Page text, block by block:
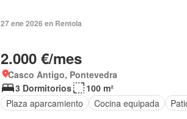
27 ene 2026 en Rentola
2.000 €/mes
Casco Antigo, Pontevedra
3 Dormitorios
100 m²
Plaza aparcamiento
Cocina equipada